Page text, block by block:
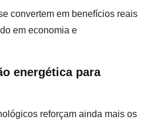
convertem em benefícios reais
em economia e
energética para
reforçam ainda mais os